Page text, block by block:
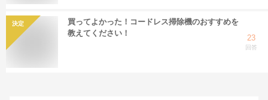
決定
買ってよかった！コードレス掃除機のおすすめを
教えてください！
23
回答